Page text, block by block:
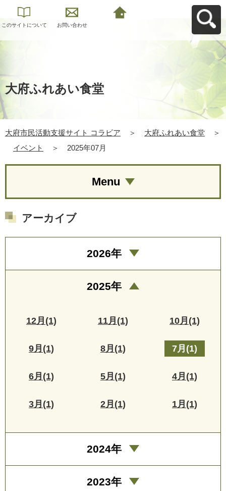
このサイトについて お問い合わせ
大府ふれあい食堂
大府市民活動支援サイト コラビア ＞ 大府ふれあい食堂
＞
イベント
＞ 2025年07月
Menu
アーカイブ
2026年
2025年
12月(1) 11月(1) 10月(1)
9月(1) 8月(1) 7月(1)
6月(1) 5月(1) 4月(1)
3月(1) 2月(1) 1月(1)
2024年
2023年